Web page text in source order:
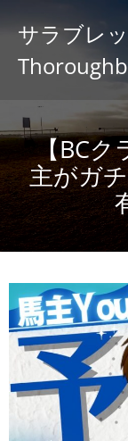
サラブレ
【BCク
主がガ